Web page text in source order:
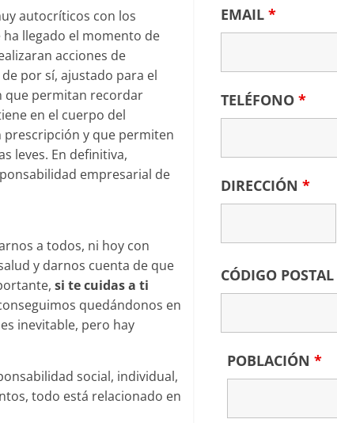
autocríticos con los
llegado el momento de
acciones de
por sí, ajustado para el
que permitan recordar
en el cuerpo del
y que permiten
leves. En definitiva,
empresarial de
a todos, ni hoy con
y darnos cuenta de que
si te cuidas a ti
quedándonos en
inevitable, pero hay
social, individual,
todo está relacionado en
EMAIL *
TELÉFONO *
DIRECCIÓN *
CÓDIGO POSTAL
POBLACIÓN *